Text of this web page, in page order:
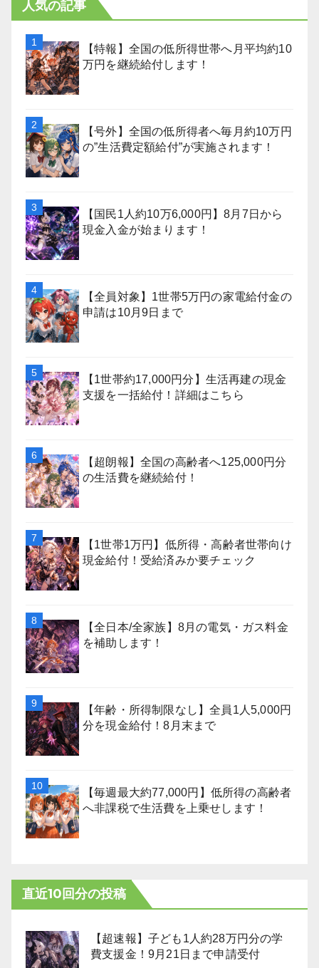
人気の記事
【特報】全国の低所得世帯へ月平均約10
万円を継続給付します！
【号外】全国の低所得者へ毎月約10万円
の”生活費定額給付”が実施されます！
【国民1人約10万6,000円】8月7日から
現金入金が始まります！
【全員対象】1世帯5万円の家電給付金の
申請は10月9日まで
【1世帯約17,000円分】生活再建の現金
支援を一括給付！詳細はこちら
【超朗報】全国の高齢者へ125,000円分
の生活費を継続給付！
【1世帯1万円】低所得・高齢者世帯向け
現金給付！受給済みか要チェック
【全日本/全家族】8月の電気・ガス料金
を補助します！
【年齢・所得制限なし】全員1人5,000円
分を現金給付！8月末まで
【毎週最大約77,000円】低所得の高齢者
へ非課税で生活費を上乗せします！
直近10回分の投稿
【超速報】子ども1人約28万円分の学
費支援金！9月21日まで申請受付